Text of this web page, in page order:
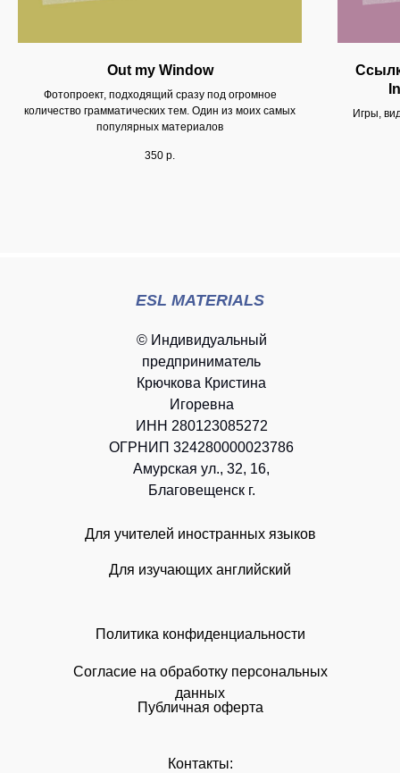
Out my Window
Фотопроект, подходящий сразу под огромное
количество грамматических тем. Один из моих самых
популярных материалов
350 р.
Игры,
Политика конфиденциальности
Контакты:
Публичная оферта
Для изучающих английский
Для учителей иностранных языков
ESL MATERIALS
© Индивидуальный
предприниматель
Крючкова Кристина
Игоревна
ИНН 280123085272
ОГРНИП 324280000023786
Амурская ул., 32, 16,
Благовещенск г.
Согласие на обработку персональных
данных